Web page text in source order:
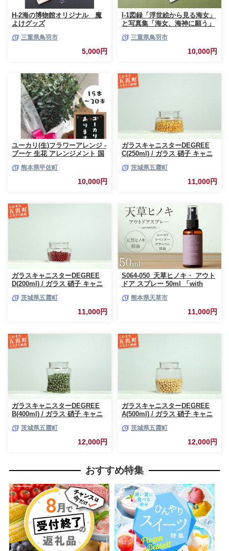
H-2海の博物館オリジナル 魔
よけグッズ
三重県鳥羽市
5,000円
I-1図録「浮世絵から見る海女」
と写真集「海女、海神に願う」
三重県鳥羽市
10,000円
ユーカリ(生)フラワーアレンジ -
ブーケ 生花 アレンジメント 国
ンテリア 虫よけ作用 人気 おす
熊本県甲佐町
10,000円
ガラスキャニスターDEGREE
C(250ml) / ガラス 硝子 キャニ
耐熱 一生もの 職人 こだわり
JIDA デザインミュージアムセ
レクション 茨城県 五霞町
茨城県五霞町
11,000円
ガラスキャニスターDEGREE
D(200ml) / ガラス 硝子 キャニ
耐熱 一生もの 職人 こだわり
JIDA デザインミュージアムセ
レクション 茨城県 五霞町
茨城県五霞町
11,000円
S064-050_天草ヒノキ・ アウト
ドア スプレー 50ml 「with
熊本県天草市
11,000円
ガラスキャニスターDEGREE
B(400ml) / ガラス 硝子 キャニ
耐熱 一生もの 職人 こだわり
JIDA デザインミュージアムセ
レクション 茨城県 五霞町
茨城県五霞町
12,000円
ガラスキャニスターDEGREE
A(500ml) / ガラス 硝子 キャニ
耐熱 一生もの 職人 こだわり
JIDA デザインミュージアムセ
レクション 茨城県 五霞町
茨城県五霞町
12,000円
おすすめ特集